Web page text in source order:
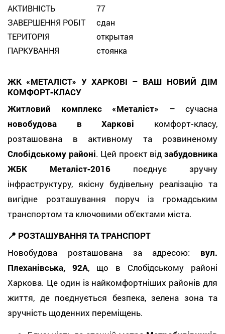
АКТИВНІСТЬ
77
ЗАВЕРШЕННЯ РОБІТ
сдан
ТЕРИТОРІЯ
открытая
ПАРКУВАННЯ
стоянка
ЖК «МЕТАЛІСТ» У ХАРКОВІ – ВАШ НОВИЙ ДІМ
КОМФОРТ‑КЛАСУ
Житловий комплекс «Металіст» – сучасна
новобудова в Харкові комфорт‑класу,
розташована в активному та розвиненому
Слобідському районі. Цей проєкт відзабудовника
ЖБК Металіст‑2016 поєднує зручну
інфраструктуру, якісну будівельну реалізацію та
вигідне розташування поруч із громадським
транспортом та ключовими об’єктами міста.
📍 РОЗТАШУВАННЯ ТА ТРАНСПОРТ
Новобудова розташована за адресою: вул.
Плеханівська, 92А, що в Слобідському районі
Харкова. Це один із найкомфортніших районів для
життя, де поєднується безпека, зелена зона та
зручність щоденних переміщень.